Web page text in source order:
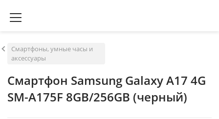
Смартфоны, умные часы и
аксессуары
Смартфон Samsung Galaxy A17 4G
SM-A175F 8GB/256GB (черный)